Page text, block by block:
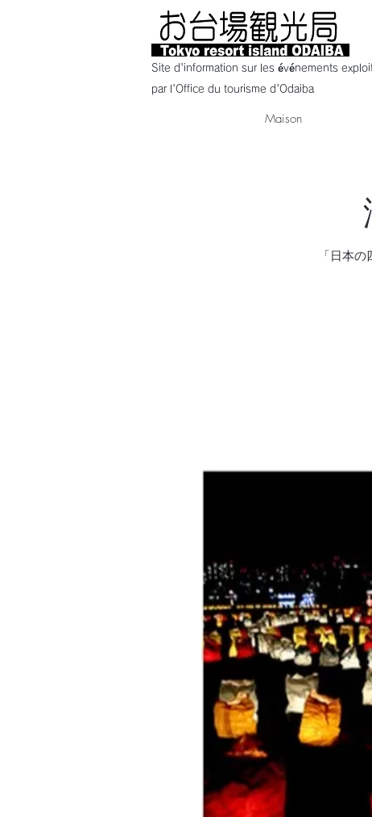
Site d'information sur les événements
par l'Office du tourisme d'Odaiba
Maison
「日本